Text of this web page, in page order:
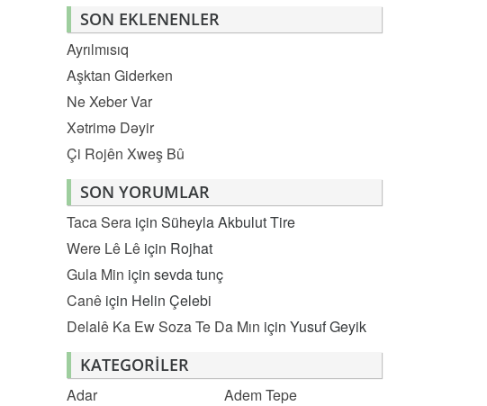
SON EKLENENLER
Ayrılmısıq
Aşktan Giderken
Ne Xeber Var
Xətrimə Dəyir
Çi Rojên Xweş Bû
SON YORUMLAR
Taca Sera için Süheyla Akbulut Tire
Were Lê Lê için Rojhat
Gula Min için sevda tunç
Canê için Helin Çelebi
Delalê Ka Ew Soza Te Da Mın için Yusuf Geyik
KATEGORILER
Adar
Adem Tepe